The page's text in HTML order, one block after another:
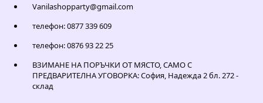
Vanilashopparty@gmail.com
телефон: 0877 339 609
телефон: 0876 93 22 25
ВЗИМАНЕ НА ПОРЪЧКИ ОТ МЯСТО, САМО С
ПРЕДВАРИТЕЛНА УГОВОРКА: София, Надежда 2 бл. 272 -
склад